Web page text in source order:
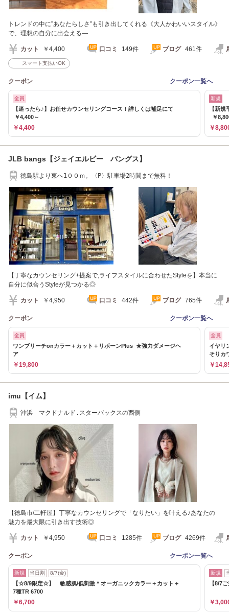
トレンドの中に”あなたらしさ”も引き出してくれる《大人かわいいスタイル》
で、理想の自分に出会える―
カット ￥4,400 口コミ 149件 ブログ 461件
スマート支払いOK
クーポン クーポン一覧へ
全員
【迷ったら♪】お任せカウンセリングコース！詳しくは補足にて
￥4,400～
￥4,400
新規
【新
￥
￥
JLB bangs【ジェイエルビー バングス】
徳島駅より東へ1００ｍ。〈P〉駐車場2時間まで無料！
【丁寧なカウンセリング+提案で,ライフスタイルに合わせたStyleを】本当に
自分に似合うStyleが見つかる◎
カット ￥4,950 口コミ 442件 ブログ 765件
クーポン クーポン一覧へ
全員
ワンブリーチonカラー＋カット＋リボーンPlus ★強力ダメージヘ
ア
￥19,800
全員
イヤリ
そりカ
￥
imu【イム】
沖浜 マクドナルド.スターバックスの西側
【徳島市/二軒屋】丁寧なカウンセリングで「なりたい」を叶える♪あなたの
魅力を最大限に引き出す技術◎
カット ￥4,950 口コミ 1285件 ブログ 4269件
クーポン クーポン一覧へ
新規 当日割 8/7(金)
【☆8/9限定☆】 敏感肌/低刺激＊オーガニックカラー＋カット＋
7種TR 6700
￥6,700
新規
【8/7
￥